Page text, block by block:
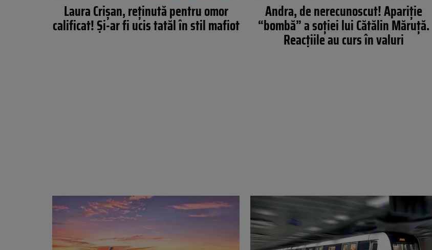
Laura Crișan, reținută pentru omor
calificat! Și-ar fi ucis tatăl în stil mafiot
Andra, de nerecunoscut! Apariție
“bombă” a soției lui Cătălin Măruță.
Reacțiile au curs în valuri